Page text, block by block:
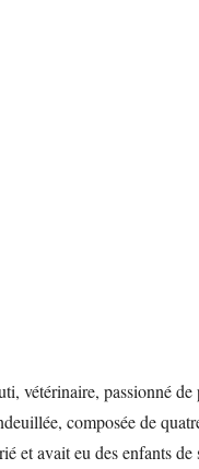
vétérinaire, passionné
composée de
et avait eu des enfants